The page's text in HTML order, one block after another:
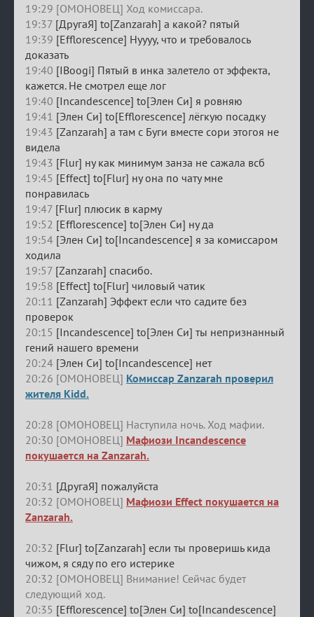
19:29 [ОМОНОВЕЦ] Ход комиссара.
19:37 [ДругаЯ] to[Zanzarah] а какой? пятый
19:39 [Efflorescence] Нуууу, что и требовалось
доказать
19:40 [IBoogi] Пятый в инка залетело от эффекта,
кажется. Не смотрел еще лог
19:40 [Incandescence] to[Элен Си] я ровняю
19:41 [Элен Си] to[Efflorescence] лёгкую посадку
19:43 [Zanzarah] а там с Буги вместе сори этогоя не
видела
19:43 [Flur] ну как минимум занза не сажала всб
19:45 [Effect] to[Flur] ну она по чату мне
понравилась
19:47 [Flur] плюсик в карму
19:52 [Efflorescence] to[Элен Си] ну да
19:54 [Элен Си] to[Incandescence] я за комиссаром
ходила
19:57 [Zanzarah] спасибо.
19:58 [Effect] to[Flur] чиловый чатик
20:11 [Zanzarah] Эффект если что садите без
проверок
20:15 [Incandescence] to[Элен Си] ты непризнанный
гений нашего времени
20:24 [Элен Си] to[Incandescence] нет
20:26 [ОМОНОВЕЦ] Комиссар Zanzarah проверил
жителя Kidd.
20:28 [ОМОНОВЕЦ] Наступила ночь. Ход мафии.
20:30 [ОМОНОВЕЦ] Мафиози Incandescence
покушается на Zanzarah.
20:31 [ДругаЯ] пожалуйста
20:32 [ОМОНОВЕЦ] Мафиози Effect покушается на
Zanzarah.
20:32 [Flur] to[Zanzarah] если ты проверишь кида
чижом, я сяду по его истерике
20:32 [ОМОНОВЕЦ] Внимание! Сейчас будет
следующий ход.
20:35 [Efflorescence] to[Элен Си] to[Incandescence]